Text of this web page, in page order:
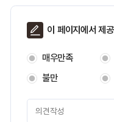
페
이
지
만
족
이 페이지에서 제
매우만족
불만
페